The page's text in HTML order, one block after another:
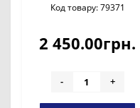
Код товару: 79371
2 450.00грн.
- +